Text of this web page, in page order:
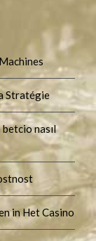
Stratégie
nasıl
in Het Casino